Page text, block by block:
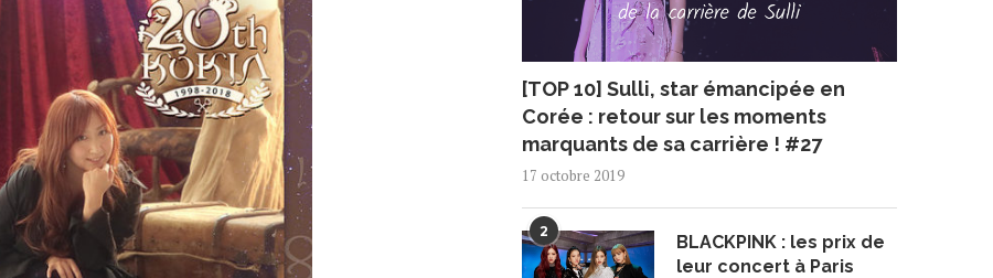
[TOP 10] Sulli, star émancipée en
Corée : retour sur les moments
marquants de sa carrière ! #27
17 octobre 2019
2
BLACKPINK : les prix de
leur concert à Paris